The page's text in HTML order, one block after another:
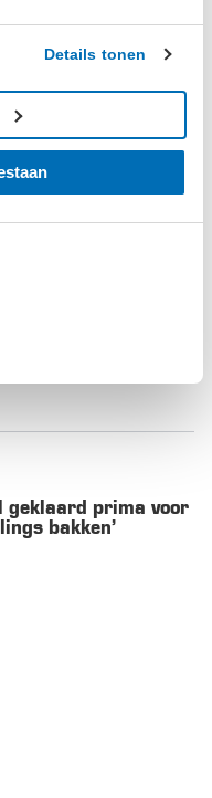
Details tonen
geklaard prima voor
bakken’